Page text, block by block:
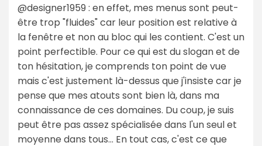
@designer1959 : en effet, mes menus sont peut-
être trop "fluides" car leur position est relative à
la fenêtre et non au bloc qui les contient. C'est un
point perfectible. Pour ce qui est du slogan et de
ton hésitation, je comprends ton point de vue
mais c'est justement là-dessus que j'insiste car je
pense que mes atouts sont bien là, dans ma
connaissance de ces domaines. Du coup, je suis
peut être pas assez spécialisée dans l'un seul et
moyenne dans tous... En tout cas, c'est ce que